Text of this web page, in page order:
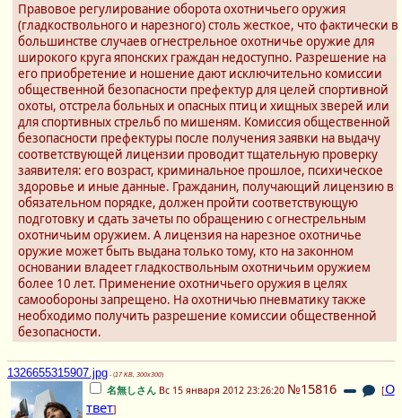
Правовое регулирование оборота охотничьего оружия
(гладкоствольного и нарезного) столь жесткое, что фактически в
большинстве случаев огнестрельное охотничье оружие для
широкого круга японских граждан недоступно. Разрешение на
его приобретение и ношение дают исключительно комиссии
общественной безопасности префектур для целей спортивной
охоты, отстрела больных и опасных птиц и хищных зверей или
для спортивных стрельб по мишеням. Комиссия общественной
безопасности префектуры после получения заявки на выдачу
соответствующей лицензии проводит тщательную проверку
заявителя: его возраст, криминальное прошлое, психическое
здоровье и иные данные. Гражданин, получающий лицензию в
обязательном порядке, должен пройти соответствующую
подготовку и сдать зачеты по обращению с огнестрельным
охотничьим оружием. А лицензия на нарезное охотничье
оружие может быть выдана только тому, кто на законном
основании владеет гладкоствольным охотничьим оружием
более 10 лет. Применение охотничьего оружия в целях
самообороны запрещено. На охотничью пневматику также
необходимо получить разрешение комиссии общественной
безопасности.
1326655315907.jpg - (17 KB, 300x300)
名無しさん Вс 15 января 2012 23:26:20 №15816 [О
твет]